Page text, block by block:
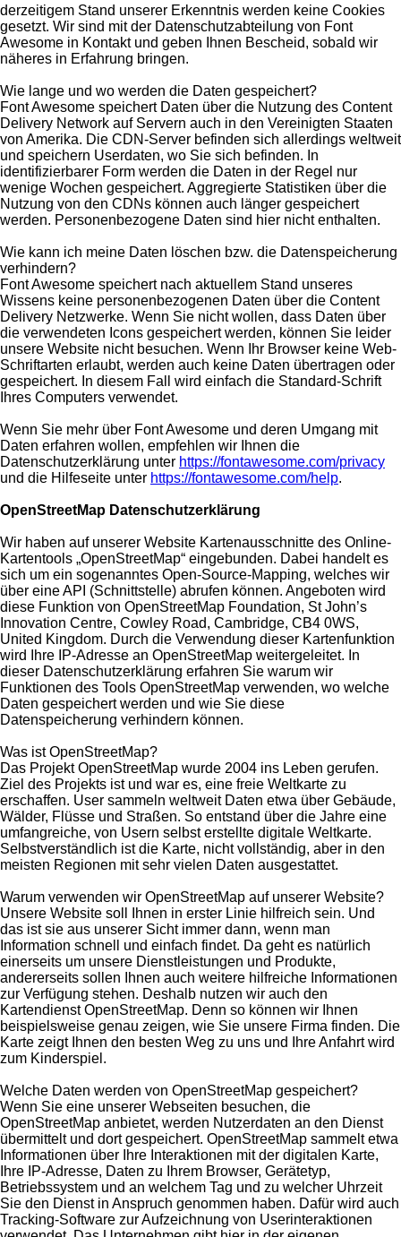
derzeitigem Stand unserer Erkenntnis werden keine Cookies
gesetzt. Wir sind mit der Datenschutzabteilung von Font
Awesome in Kontakt und geben Ihnen Bescheid, sobald wir
näheres in Erfahrung bringen.
Wie lange und wo werden die Daten gespeichert?
Font Awesome speichert Daten über die Nutzung des Content
Delivery Network auf Servern auch in den Vereinigten Staaten
von Amerika. Die CDN-Server befinden sich allerdings weltweit
und speichern Userdaten, wo Sie sich befinden. In
identifizierbarer Form werden die Daten in der Regel nur
wenige Wochen gespeichert. Aggregierte Statistiken über die
Nutzung von den CDNs können auch länger gespeichert
werden. Personenbezogene Daten sind hier nicht enthalten.
Wie kann ich meine Daten löschen bzw. die Datenspeicherung
verhindern?
Font Awesome speichert nach aktuellem Stand unseres
Wissens keine personenbezogenen Daten über die Content
Delivery Netzwerke. Wenn Sie nicht wollen, dass Daten über
die verwendeten Icons gespeichert werden, können Sie leider
unsere Website nicht besuchen. Wenn Ihr Browser keine Web-
Schriftarten erlaubt, werden auch keine Daten übertragen oder
gespeichert. In diesem Fall wird einfach die Standard-Schrift
Ihres Computers verwendet.
Wenn Sie mehr über Font Awesome und deren Umgang mit
Daten erfahren wollen, empfehlen wir Ihnen die
Datenschutzerklärung unter https://fontawesome.com/privacy
und die Hilfeseite unter https://fontawesome.com/help.
OpenStreetMap Datenschutzerklärung
Wir haben auf unserer Website Kartenausschnitte des Online-
Kartentools „OpenStreetMap“ eingebunden. Dabei handelt es
sich um ein sogenanntes Open-Source-Mapping, welches wir
über eine API (Schnittstelle) abrufen können. Angeboten wird
diese Funktion von OpenStreetMap Foundation, St John’s
Innovation Centre, Cowley Road, Cambridge, CB4 0WS,
United Kingdom. Durch die Verwendung dieser Kartenfunktion
wird Ihre IP-Adresse an OpenStreetMap weitergeleitet. In
dieser Datenschutzerklärung erfahren Sie warum wir
Funktionen des Tools OpenStreetMap verwenden, wo welche
Daten gespeichert werden und wie Sie diese
Datenspeicherung verhindern können.
Was ist OpenStreetMap?
Das Projekt OpenStreetMap wurde 2004 ins Leben gerufen.
Ziel des Projekts ist und war es, eine freie Weltkarte zu
erschaffen. User sammeln weltweit Daten etwa über Gebäude,
Wälder, Flüsse und Straßen. So entstand über die Jahre eine
umfangreiche, von Usern selbst erstellte digitale Weltkarte.
Selbstverständlich ist die Karte, nicht vollständig, aber in den
meisten Regionen mit sehr vielen Daten ausgestattet.
Warum verwenden wir OpenStreetMap auf unserer Website?
Unsere Website soll Ihnen in erster Linie hilfreich sein. Und
das ist sie aus unserer Sicht immer dann, wenn man
Information schnell und einfach findet. Da geht es natürlich
einerseits um unsere Dienstleistungen und Produkte,
andererseits sollen Ihnen auch weitere hilfreiche Informationen
zur Verfügung stehen. Deshalb nutzen wir auch den
Kartendienst OpenStreetMap. Denn so können wir Ihnen
beispielsweise genau zeigen, wie Sie unsere Firma finden. Die
Karte zeigt Ihnen den besten Weg zu uns und Ihre Anfahrt wird
zum Kinderspiel.
Welche Daten werden von OpenStreetMap gespeichert?
Wenn Sie eine unserer Webseiten besuchen, die
OpenStreetMap anbietet, werden Nutzerdaten an den Dienst
übermittelt und dort gespeichert. OpenStreetMap sammelt etwa
Informationen über Ihre Interaktionen mit der digitalen Karte,
Ihre IP-Adresse, Daten zu Ihrem Browser, Gerätetyp,
Betriebssystem und an welchem Tag und zu welcher Uhrzeit
Sie den Dienst in Anspruch genommen haben. Dafür wird auch
Tracking-Software zur Aufzeichnung von Userinteraktionen